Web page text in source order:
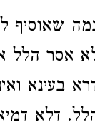
שאוסיף
אסר הלל
בעינא
דלא